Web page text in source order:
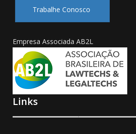
Trabalhe Conosco
Empresa Associada AB2L
Links